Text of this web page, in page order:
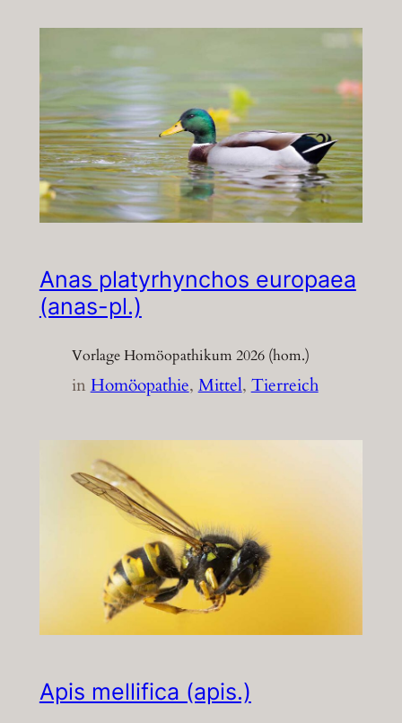
Anas platyrhynchos europaea
(anas-pl.)
Vorlage Homöopathikum 2026 (hom.)
inHomöopathie, Mittel, Tierreich
Apis mellifica (apis.)